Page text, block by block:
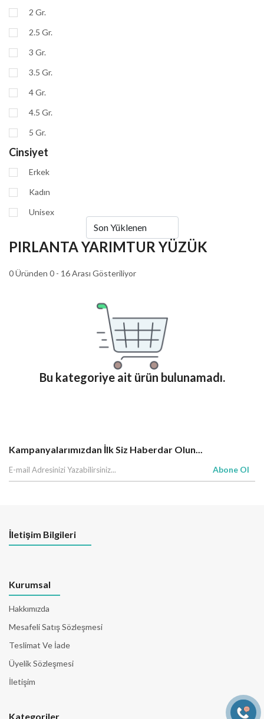
2 Gr.
2.5 Gr.
3 Gr.
3.5 Gr.
4 Gr.
4.5 Gr.
5 Gr.
Cinsiyet
Erkek
Kadın
Unisex
PIRLANTA YARIMTUR YÜZÜK
0 Üründen 0 - 16 Arası Gösteriliyor
Bu kategoriye ait ürün bulunamadı.
Kampanyalarımızdan İlk Siz Haberdar Olun...
Abone Ol
İletişim Bilgileri
Kurumsal
Hakkımızda
Mesafeli Satış Sözleşmesi
Teslimat Ve İade
Üyelik Sözleşmesi
İletişim
Kategoriler